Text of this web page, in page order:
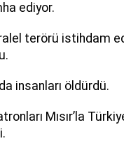
ediyor.
terörü istihdam
insanları öldürdü.
Mısır’la